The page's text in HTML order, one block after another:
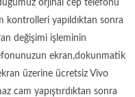
orjinal cep telefonu
kontrolleri yapıldıktan sonra
değişimi işleminin
ekran,dokunmatik
üzerine ücretsiz Vivo
cam yapıştırdıktan sonra